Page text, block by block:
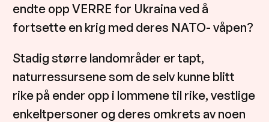
endte opp VERRE for Ukraina ved å
fortsette en krig med deres NATO- våpen?
Stadig større landområder er tapt,
naturressursene som de selv kunne blitt
rike på ender opp i lommene til rike, vestlige
enkeltpersoner og deres omkrets av noen